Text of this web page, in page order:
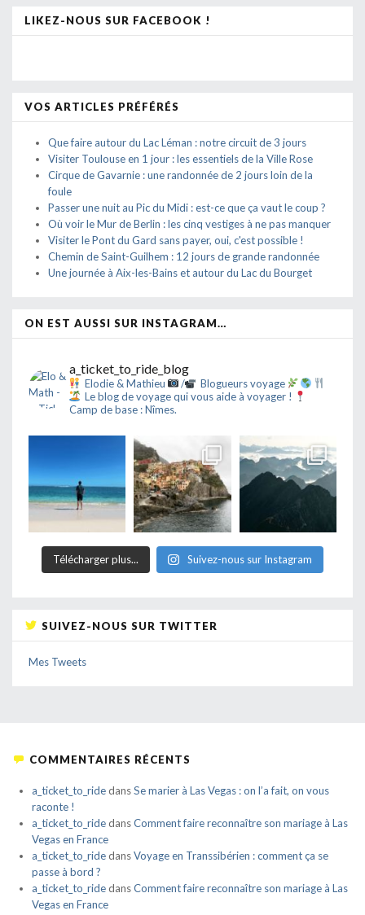
LIKEZ-NOUS SUR FACEBOOK !
VOS ARTICLES PRÉFÉRÉS
Que faire autour du Lac Léman : notre circuit de 3 jours
Visiter Toulouse en 1 jour : les essentiels de la Ville Rose
Cirque de Gavarnie : une randonnée de 2 jours loin de la
foule
Passer une nuit au Pic du Midi : est-ce que ça vaut le coup ?
Où voir le Mur de Berlin : les cinq vestiges à ne pas manquer
Visiter le Pont du Gard sans payer, oui, c'est possible !
Chemin de Saint-Guilhem : 12 jours de grande randonnée
Une journée à Aix-les-Bains et autour du Lac du Bourget
ON EST AUSSI SUR INSTAGRAM…
a_ticket_to_ride_blog
Elodie & Mathieu /
Blogueurs voyage
Le blog de voyage qui vous aide à voyager !
Camp de base : Nîmes.
Télécharger plus... Suivez-nous sur Instagram
SUIVEZ-NOUS SUR TWITTER
Mes Tweets
COMMENTAIRES RÉCENTS
a_ticket_to_ridedansSe marier à Las Vegas : on l’a fait, on vous
raconte !
a_ticket_to_ridedansComment faire reconnaître son mariage à Las
Vegas en France
a_ticket_to_ridedansVoyage en Transsibérien : comment ça se
passe à bord ?
a_ticket_to_ridedansComment faire reconnaître son mariage à Las
Vegas en France